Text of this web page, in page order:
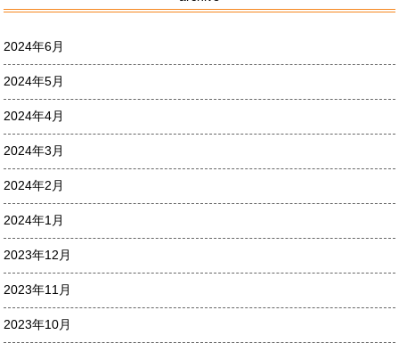
2024年6月
2024年5月
2024年4月
2024年3月
2024年2月
2024年1月
2023年12月
2023年11月
2023年10月